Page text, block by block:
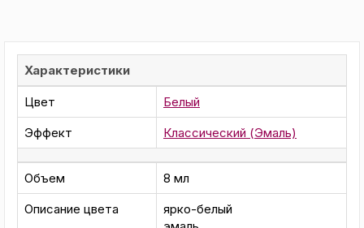
Характеристики
Цвет
Белый
Эффект
Классический (Эмаль)
Объем
8 мл
Описание цвета
ярко-белый